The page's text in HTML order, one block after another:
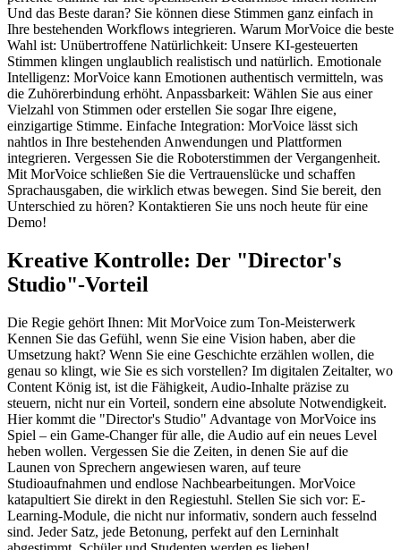
Und das Beste daran? Sie können diese Stimmen ganz einfach in
Ihre bestehenden Workflows integrieren. Warum MorVoice die beste
Wahl ist: Unübertroffene Natürlichkeit: Unsere KI-gesteuerten
Stimmen klingen unglaublich realistisch und natürlich. Emotionale
Intelligenz: MorVoice kann Emotionen authentisch vermitteln, was
die Zuhörerbindung erhöht. Anpassbarkeit: Wählen Sie aus einer
Vielzahl von Stimmen oder erstellen Sie sogar Ihre eigene,
einzigartige Stimme. Einfache Integration: MorVoice lässt sich
nahtlos in Ihre bestehenden Anwendungen und Plattformen
integrieren. Vergessen Sie die Roboterstimmen der Vergangenheit.
Mit MorVoice schließen Sie die Vertrauenslücke und schaffen
Sprachausgaben, die wirklich etwas bewegen. Sind Sie bereit, den
Unterschied zu hören? Kontaktieren Sie uns noch heute für eine
Demo!
Kreative Kontrolle: Der "Director's
Studio"-Vorteil
Die Regie gehört Ihnen: Mit MorVoice zum Ton-Meisterwerk
Kennen Sie das Gefühl, wenn Sie eine Vision haben, aber die
Umsetzung hakt? Wenn Sie eine Geschichte erzählen wollen, die
genau so klingt, wie Sie es sich vorstellen? Im digitalen Zeitalter, wo
Content König ist, ist die Fähigkeit, Audio-Inhalte präzise zu
steuern, nicht nur ein Vorteil, sondern eine absolute Notwendigkeit.
Hier kommt die "Director's Studio" Advantage von MorVoice ins
Spiel – ein Game-Changer für alle, die Audio auf ein neues Level
heben wollen. Vergessen Sie die Zeiten, in denen Sie auf die
Launen von Sprechern angewiesen waren, auf teure
Studioaufnahmen und endlose Nachbearbeitungen. MorVoice
katapultiert Sie direkt in den Regiestuhl. Stellen Sie sich vor: E-
Learning-Module, die nicht nur informativ, sondern auch fesselnd
sind. Jeder Satz, jede Betonung, perfekt auf den Lerninhalt